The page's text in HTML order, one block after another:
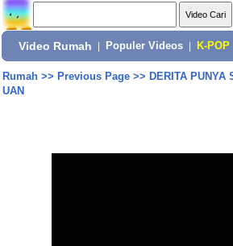
Video Rumah Populer Videos K-POP
Rumah>> Previous Page>> DERITA PUNYA
UAN